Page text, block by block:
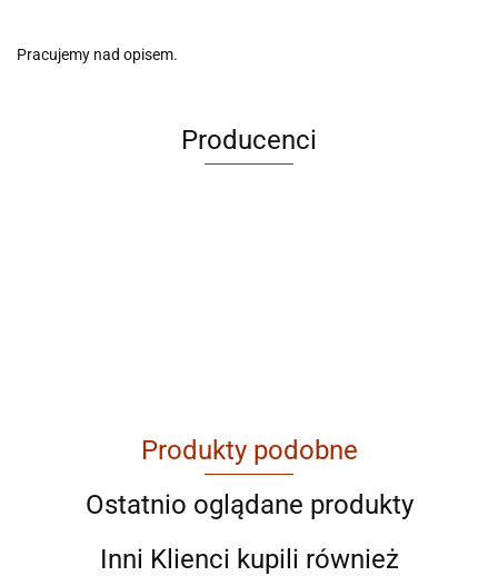
Pracujemy nad opisem.
Producenci
AGAM
Produkty podobne
Ostatnio oglądane produkty
Inni Klienci kupili również